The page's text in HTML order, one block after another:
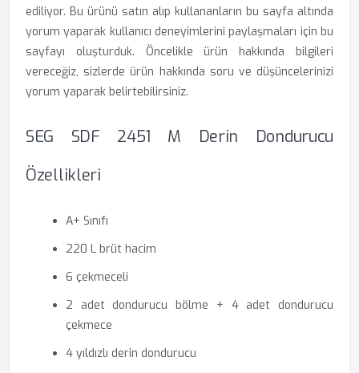
ediliyor. Bu ürünü satın alıp kullananların bu sayfa altında
yorum yaparak kullanıcı deneyimlerini paylaşmaları için bu
sayfayı oluşturduk. Öncelikle ürün hakkında bilgileri
vereceğiz, sizlerde ürün hakkında soru ve düşüncelerinizi
yorum yaparak belirtebilirsiniz.
SEG SDF 2451 M Derin Dondurucu
Özellikleri
A+ Sınıfı
220 L brüt hacim
6 çekmeceli
2 adet dondurucu bölme + 4 adet dondurucu
çekmece
4 yıldızlı derin dondurucu